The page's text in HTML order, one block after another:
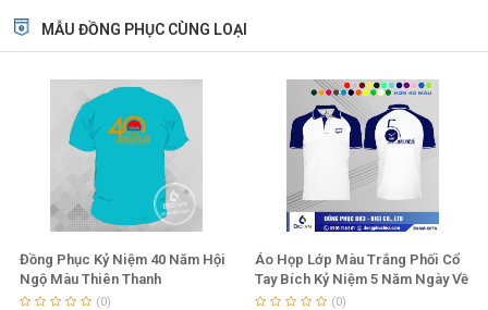
MẪU ĐỒNG PHỤC CÙNG LOẠI
Đồng Phục Kỷ Niệm 40 Năm Hội
Ngộ Màu Thiên Thanh
(0)
Áo Họp Lớp Màu Trắng Phối Cổ
Tay Bích Kỷ Niệm 5 Năm Ngày Về
Trường
(0)